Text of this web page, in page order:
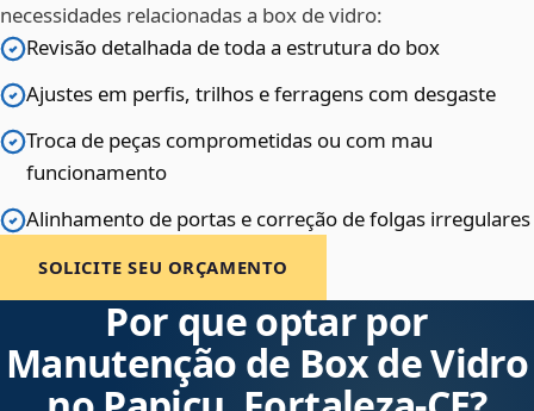
necessidades relacionadas a box de vidro:
Revisão detalhada de toda a estrutura do box
Ajustes em perfis, trilhos e ferragens com desgaste
Troca de peças comprometidas ou com mau
funcionamento
Alinhamento de portas e correção de folgas irregulares
SOLICITE SEU ORÇAMENTO
Por que optar por
Manutenção de Box de Vidro